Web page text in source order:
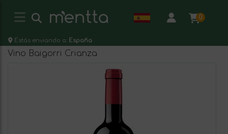
0
Estás enviando a: España
Vino Baigorri Crianza